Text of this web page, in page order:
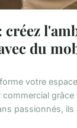
créez
du
votre
commercial
passionnés, ils